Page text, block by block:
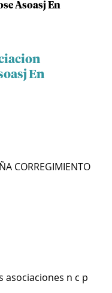
Asoasj En
En
CORREGIMIENTO
asociaciones n c p